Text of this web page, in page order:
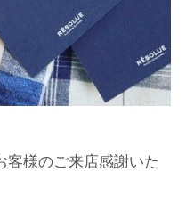
客様のご来店感謝いた